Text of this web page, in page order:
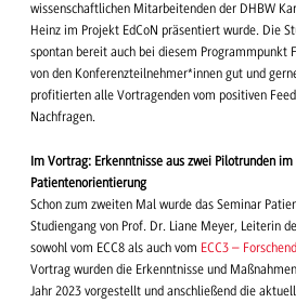
wissenschaftlichen Mitarbeitenden der DHBW
Heinz im Projekt EdCoN präsentiert wurde. Die
spontan bereit auch bei diesem Programmpunkt
von den Konferenzteilnehmer*innen gut und
profitierten alle Vortragenden vom positiven
Nachfragen.
Im Vortrag: Erkenntnisse aus zwei Pilotrunden im
Patientenorientierung
Schon zum zweiten Mal wurde das Seminar
Studiengang von Prof. Dr. Liane Meyer, Leiterin
sowohl vom ECC8 als auch vom ECC3 –
Vortrag wurden die Erkenntnisse und
Jahr 2023 vorgestellt und anschließend die